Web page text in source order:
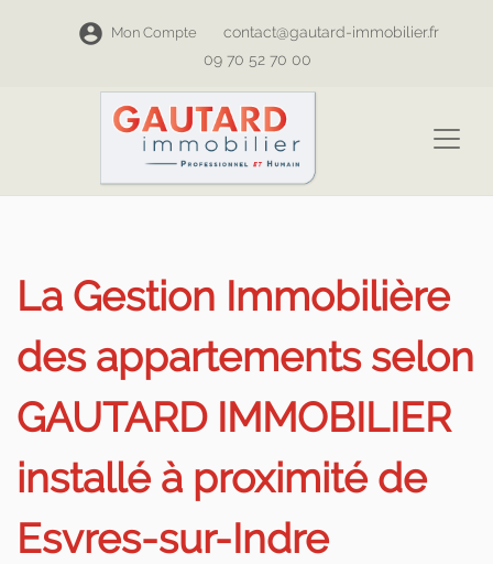
Mon Compte
contact@gautard-immobilier.fr
09 70 52 70 00
La Gestion Immobilière
des appartements selon
GAUTARD IMMOBILIER
installé à proximité de
Esvres-sur-Indre